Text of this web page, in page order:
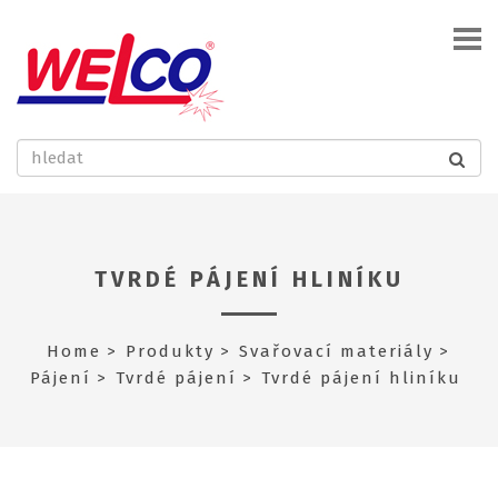
TVRDÉ PÁJENÍ HLINÍKU
Home Produkty
Svařovací materiály
Pájení
Tvrdé pájení Tvrdé pájení hliníku